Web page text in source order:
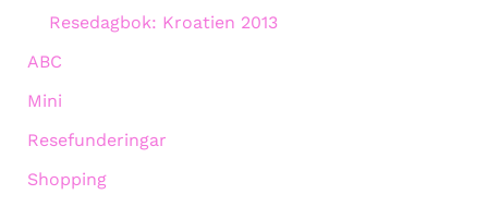
Resedagbok: Kroatien 2013
ABC
Mini
Resefunderingar
Shopping